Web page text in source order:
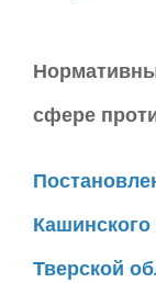
сфере
Тверской